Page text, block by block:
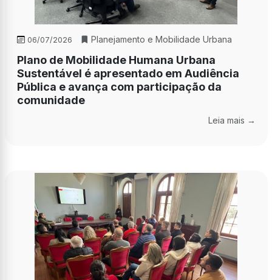
06/07/2026 Planejamento e Mobilidade Urbana
Plano de Mobilidade Humana Urbana
Sustentável é apresentado em Audiência
Pública e avança com participação da
comunidade
Leia mais →